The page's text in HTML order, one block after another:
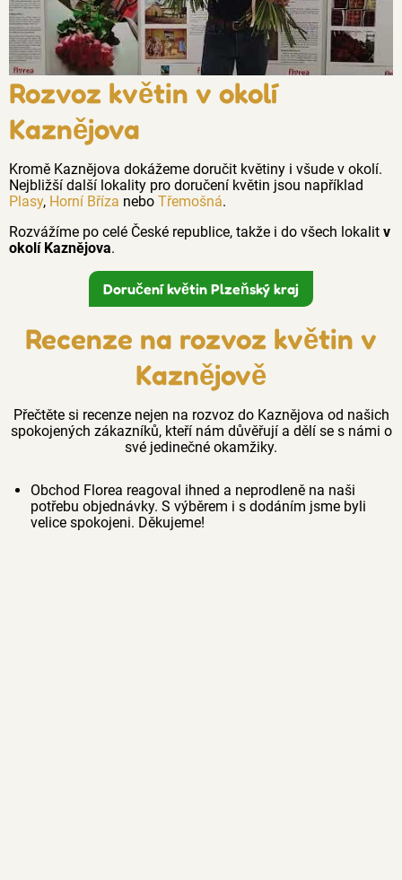
Rozvoz květin v okolí
Kaznějova
Kromě Kaznějova dokážeme doručit květiny i všude v okolí.
Nejbližší další lokality pro doručení květin jsou například
Plasy, Horní Bříza nebo Třemošná.
Rozvážíme po celé České republice, takže i do všech lokalit v
okolí Kaznějova.
Doručení květin Plzeňský kraj
Recenze na rozvoz květin v
Kaznějově
Přečtěte si recenze nejen na rozvoz do Kaznějova od našich
spokojených zákazníků, kteří nám důvěřují a dělí se s námi o
své jedinečné okamžiky.
Obchod Florea reagoval ihned a neprodleně na naši
potřebu objednávky. S výběrem i s dodáním jsme byli
velice spokojeni. Děkujeme!